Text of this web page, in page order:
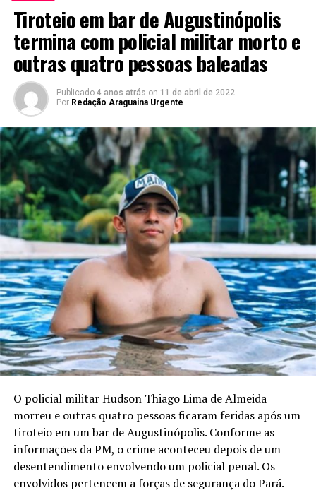
Tiroteio em bar de Augustinópolis
termina com policial militar morto e
outras quatro pessoas baleadas
Publicado 4 anos atrás on 11 de abril de 2022
Por Redação Araguaina Urgente
O policial militar Hudson Thiago Lima de Almeida
morreu e outras quatro pessoas ficaram feridas após um
tiroteio em um bar de Augustinópolis. Conforme as
informações da PM, o crime aconteceu depois de um
desentendimento envolvendo um policial penal. Os
envolvidos pertencem a forças de segurança do Pará.